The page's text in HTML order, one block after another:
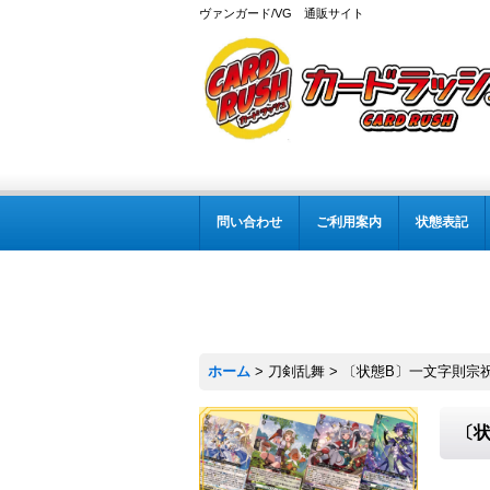
ヴァンガード/VG 通販サイト
問い合わせ ご利用案内 状態表記
ホーム > 刀剣乱舞 > 〔状態B〕一文字則宗
〔